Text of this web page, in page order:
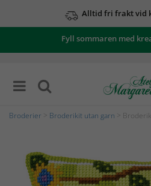
Alltid fri frakt vid
Fyll sommaren med
Broderier Broderikit utan garn >